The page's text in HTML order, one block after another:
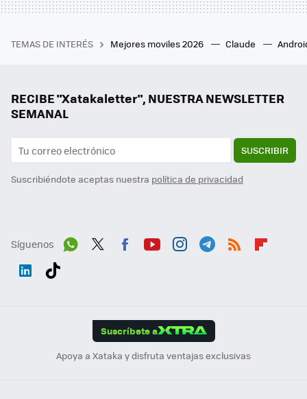
TEMAS DE INTERÉS Mejores moviles 2026 Claude
RECIBE "Xatakaletter", NUESTRA NEWSLETTER
SEMANAL
SUSCRIBIR
Suscribiéndote aceptas nuestra política de privacidad
Síguenos
Suscríbete a
Apoya a Xataka y disfruta ventajas exclusivas